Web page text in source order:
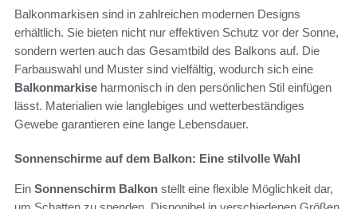
Balkonmarkisen sind in zahlreichen modernen Designs
erhältlich. Sie bieten nicht nur effektiven Schutz vor der Sonne,
sondern werten auch das Gesamtbild des Balkons auf. Die
Farbauswahl und Muster sind vielfältig, wodurch sich eine
Balkonmarkise harmonisch in den persönlichen Stil einfügen
lässt. Materialien wie langlebiges und wetterbeständiges
Gewebe garantieren eine lange Lebensdauer.
Sonnenschirme auf dem Balkon: Eine stilvolle Wahl
Ein Sonnenschirm Balkon stellt eine flexible Möglichkeit dar,